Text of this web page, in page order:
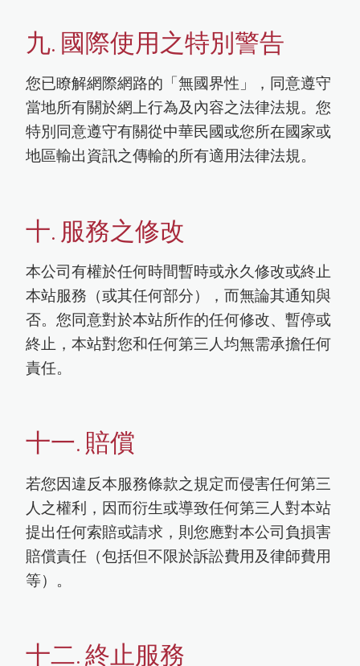
九. 國際使用之特別警告
您已瞭解網際網路的「無國界性」，同意遵守
當地所有關於網上行為及內容之法律法規。您
特別同意遵守有關從中華民國或您所在國家或
地區輸出資訊之傳輸的所有適用法律法規。
十. 服務之修改
本公司有權於任何時間暫時或永久修改或終止
本站服務（或其任何部分），而無論其通知與
否。您同意對於本站所作的任何修改、暫停或
終止，本站對您和任何第三人均無需承擔任何
責任。
十一. 賠償
若您因違反本服務條款之規定而侵害任何第三
人之權利，因而衍生或導致任何第三人對本站
提出任何索賠或請求，則您應對本公司負損害
賠償責任（包括但不限於訴訟費用及律師費用
等）。
十二. 終止服務